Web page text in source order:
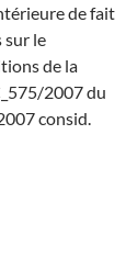
de fait
sur le
de la
2007 du
consid.